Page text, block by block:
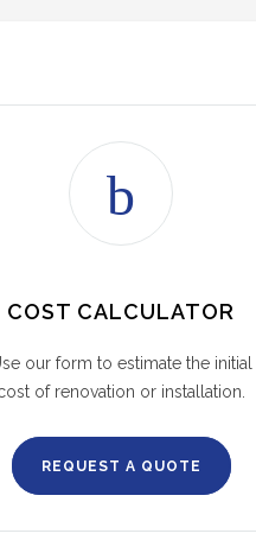
COST CALCULATOR
our form to estimate the initial
of renovation or installation.
REQUEST A QUOTE